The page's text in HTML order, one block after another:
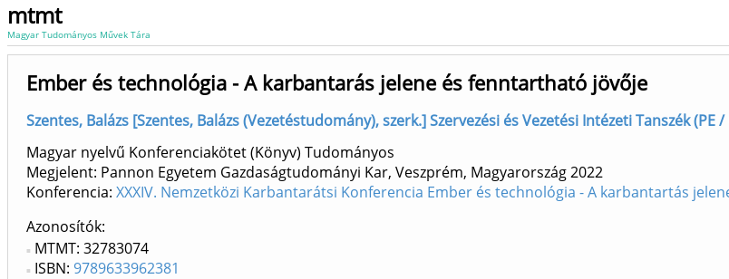
mtmt
Magyar Tudományos Művek Tára
Ember és technológia - A karbantarás jelene és fenntartható jövője
Szentes, Balázs [Szentes, Balázs (Vezetéstudomány), szerk.] Szervezési és Vezetési Intézeti Tanszék (PE /
Magyar nyelvű Konferenciakötet (Könyv) Tudományos
Megjelent: Pannon Egyetem Gazdaságtudományi Kar, Veszprém, Magyarország2022
Konferencia: XXXIV. Nemzetközi Karbantarátsi Konferencia Ember és technológia - A karbantartás
Azonosítók
MTMT: 32783074
ISBN: 9789633962381